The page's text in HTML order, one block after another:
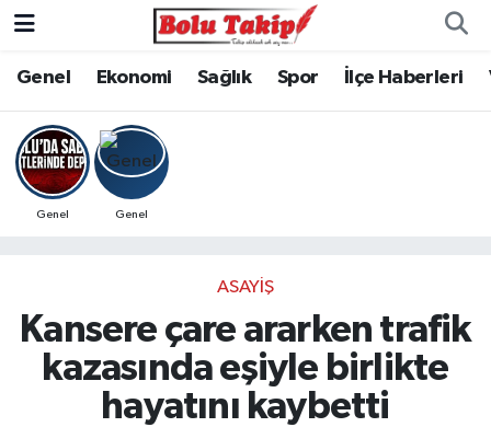
Genel Ekonomi Sağlık Spor İlçe Haberleri
Genel Genel
ASAYIŞ
Kansere çare ararken trafik
kazasında eşiyle birlikte
hayatını kaybetti